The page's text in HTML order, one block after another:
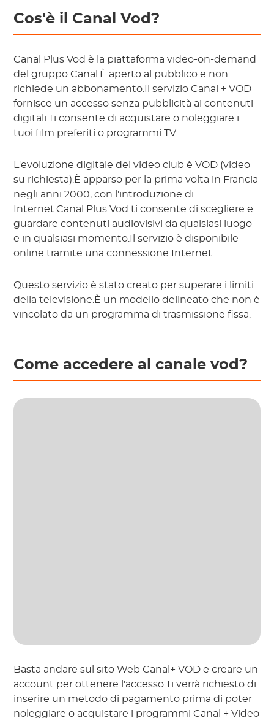
Cos'è il Canal Vod?
Canal Plus Vod è la piattaforma video-on-demand
del gruppo Canal.È aperto al pubblico e non
richiede un abbonamento.Il servizio Canal + VOD
fornisce un accesso senza pubblicità ai contenuti
digitali.Ti consente di acquistare o noleggiare i
tuoi film preferiti o programmi TV.
L'evoluzione digitale dei video club è VOD (video
su richiesta).È apparso per la prima volta in Francia
negli anni 2000, con l'introduzione di
Internet.Canal Plus Vod ti consente di scegliere e
guardare contenuti audiovisivi da qualsiasi luogo
e in qualsiasi momento.Il servizio è disponibile
online tramite una connessione Internet.
Questo servizio è stato creato per superare i limiti
della televisione.È un modello delineato che non è
vincolato da un programma di trasmissione fissa.
Come accedere al canale vod?
Basta andare sul sito Web Canal+ VOD e creare un
account per ottenere l'accesso.Ti verrà richiesto di
inserire un metodo di pagamento prima di poter
noleggiare o acquistare i programmi Canal + Video